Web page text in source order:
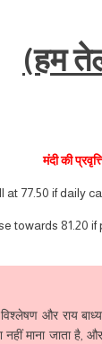
(हम
मंदी की
at 77.50 if daily
towards 81.20
विश्लेषण और राय
नहीं माना जाता है,